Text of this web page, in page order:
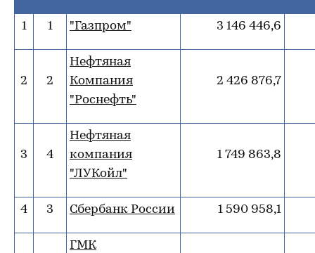
1 1 "Газпром" 3 146 446,6
2 2
Нефтяная
Компания
"Роснефть"
2 426 876,7
3 4
Нефтяная
компания
"ЛУКойл"
1 749 863,8
4 3 Сбербанк России 1 590 958,1
ГМК